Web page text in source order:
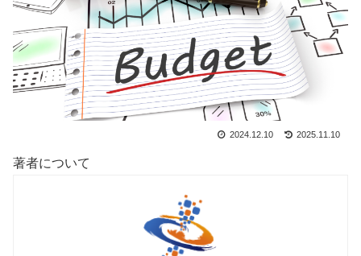
2024.12.10 2025.11.10
著者について